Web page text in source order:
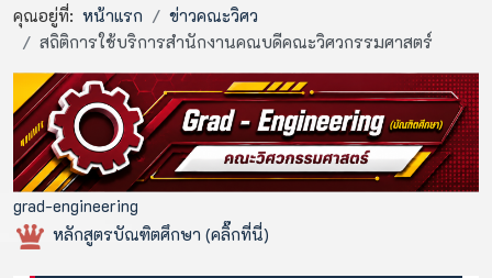
คุณอยู่ที่: หน้าแรก
ข่าวคณะวิศว
สถิติการใช้บริการสำนักงานคณบดีคณะวิศวกรรมศาสตร์
grad-engineering
หลักสูตรบัณฑิตศึกษา (คลิ๊กที่นี่)